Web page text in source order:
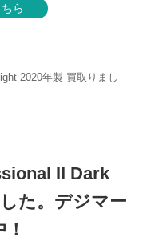
ら
2020年製 買取りまし
II Dark
た。デジマー